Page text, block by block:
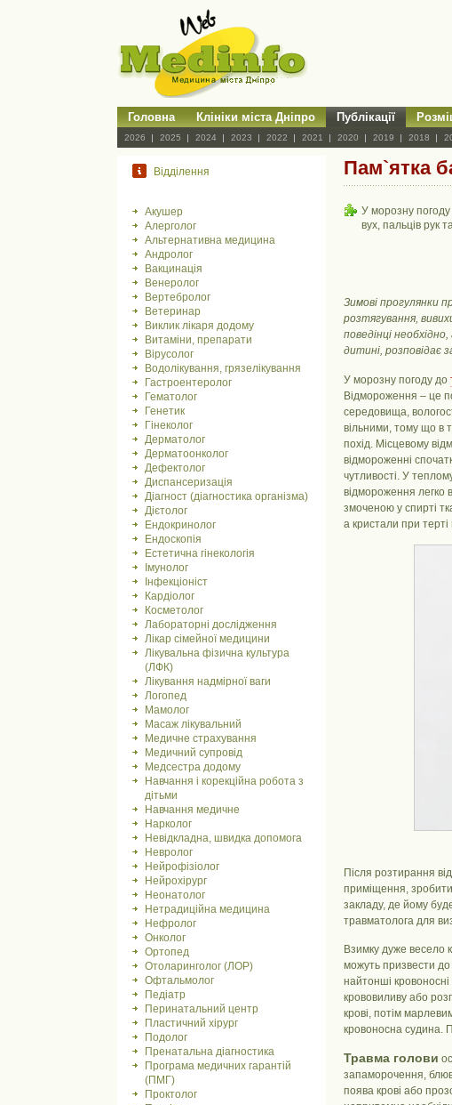
Головна Клініки міста Дніпро Публікації
2026 2025 2024 2023 2022 2021 2020 2019 2018
Відділення
Акушер
Алерголог
Альтернативна медицина
Андролог
Вакцинація
Венеролог
Вертебролог
Ветеринар
Виклик лікаря додому
Витаміни, препарати
Вірусолог
Водолікування, грязелікування
Гастроентеролог
Гематолог
Генетик
Гінеколог
Дерматолог
Дерматоонколог
Дефектолог
Диспансеризація
Діагност (діагностика організма)
Дієтолог
Ендокринолог
Ендоскопія
Естетична гінекологія
Імунолог
Інфекціоніст
Кардіолог
Косметолог
Лабораторні дослідження
Лікар сімейної медицини
Лікувальна фізична культура
(ЛФК)
Лікування надмірної ваги
Логопед
Мамолог
Масаж лікувальний
Медичне страхування
Медичний супровід
Медсестра додому
Навчання і корекційна робота з
дітьми
Навчання медичне
Нарколог
Невідкладна, швидка допомога
Невролог
Нейрофізіолог
Нейрохірург
Неонатолог
Нетрадиційна медицина
Нефролог
Онколог
Ортопед
Отоларинголог (ЛОР)
Офтальмолог
Педіатр
Перинатальний центр
Пластичний хірург
Подолог
Пренатальна діагностика
Програма медичних гарантій
(ПМГ)
Проктолог
Пам`ятка
У морозну погоду
вух, пальців рук та
Зимові прогулянки
розтягування,
поведінці
дитині, розповідає
У морозну погоду до
Відмороження – це
середовища,
вільними, тому що в
похід. Місцевому
відмороженні
чутливості. У
відмороження легко
змоченою у спирті
а кристали при
Після розтирання
приміщення,
закладу, де йому
травматолога для
Взимку дуже весело
можуть призвести до
найтонші
крововиливу або
крові, потім
кровоносна судина.
Травма голови
запаморочення,
поява крові або